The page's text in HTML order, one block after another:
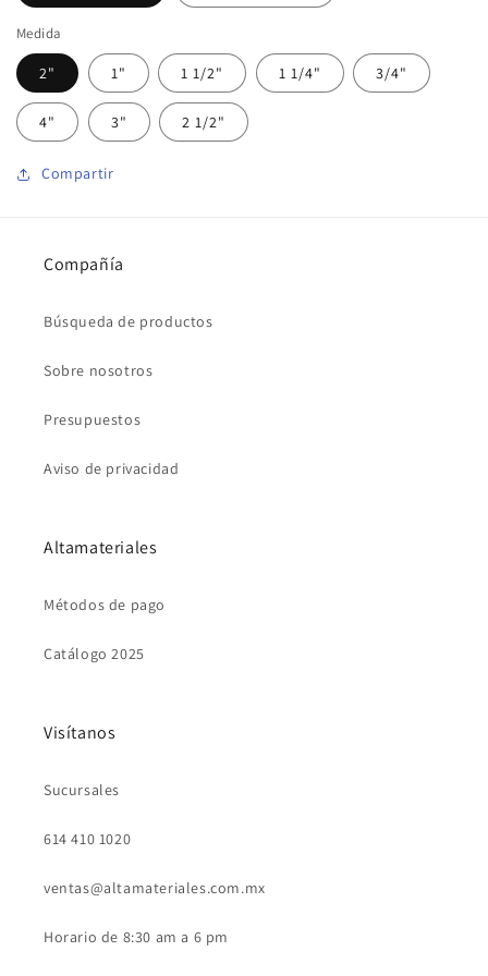
Medida
2" 1" 1 1/2" 1 1/4" 3/4"
4" 3" 2 1/2"
Compartir
Compañía
Búsqueda de productos
Sobre nosotros
Presupuestos
Aviso de privacidad
Altamateriales
Métodos de pago
Catálogo 2025
Visítanos
Sucursales
614 410 1020
ventas@altamateriales.com.mx
Horario de 8:30 am a 6 pm